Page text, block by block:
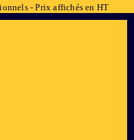
- Prix affichés en HT